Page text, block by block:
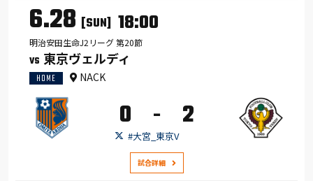
6.28 [SUN] 18:00
明治安田生命J2リーグ 第20節
VS 東京ヴェルディ
HOME NACK
0 - 2
#大宮_東京V
試合詳細